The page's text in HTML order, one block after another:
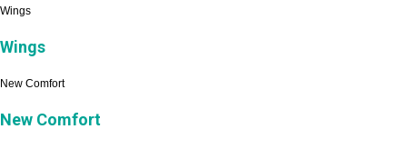
Wings
Wings
New Comfort
New Comfort